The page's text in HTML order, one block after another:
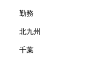
勤務
北九州
千葉